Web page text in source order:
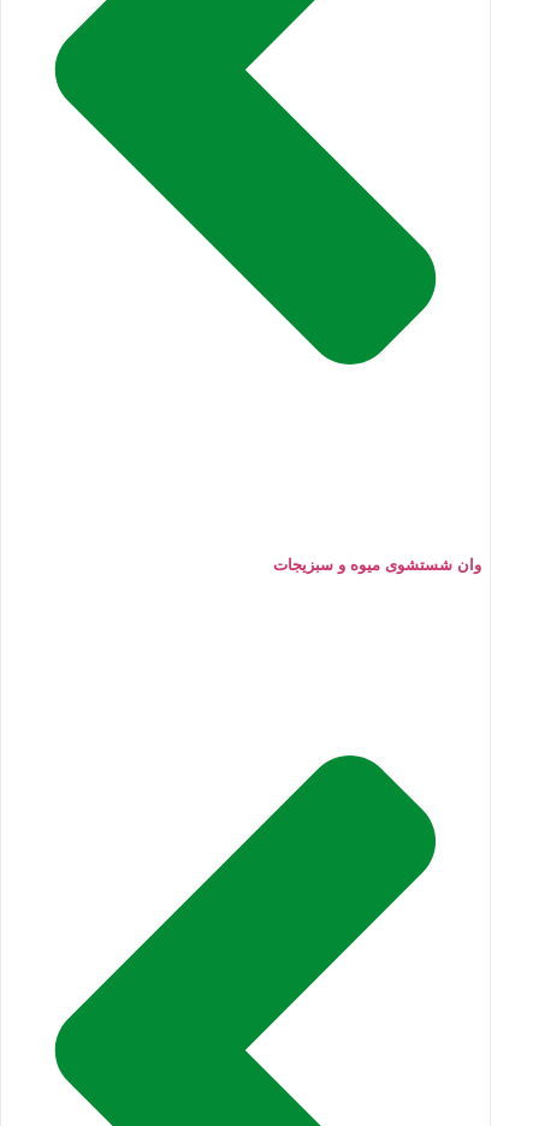
وان شستشوی میوه و سبزیجات